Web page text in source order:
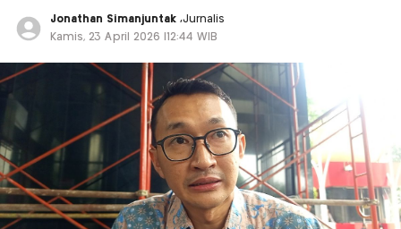
Jonathan Simanjuntak,Jurnalis
Kamis, 23 April 2026 |12:44 WIB